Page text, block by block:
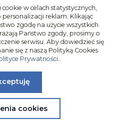
zdjęć
Regionów
Grantowy
w celach statystycznych,
reklam. Klikając
zgodę na użycie wszystkich
Państwo zgody, prosimy o
serwisu. Aby dowiedzieć się
się z naszą Polityką Cookies
Prywatności..
cookies